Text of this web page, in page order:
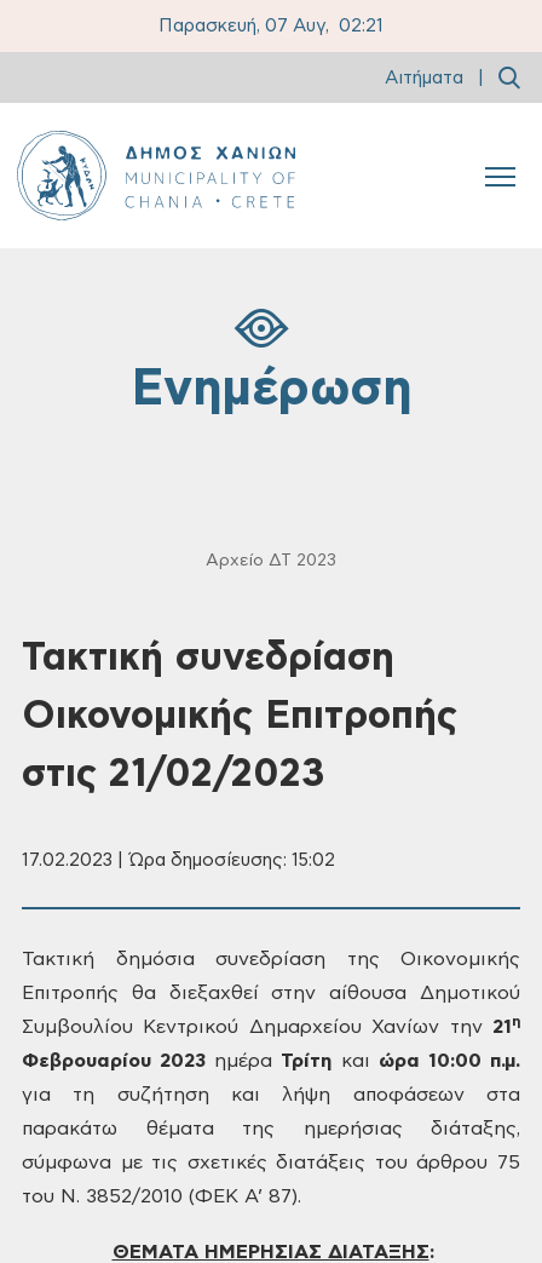
Παρασκευή, 07 Αυγ, 02:21
Αιτήματα
Ενημέρωση
Αρχείο ΔΤ 2023
Τακτική συνεδρίαση
Οικονομικής Επιτροπής
στις 21/02/2023
17.02.2023 | Ώρα δημοσίευσης: 15:02
Τακτική δημόσια συνεδρίαση της Οικονομικής
Επιτροπής θα διεξαχθεί στην αίθουσα Δημοτικού
Συμβουλίου Κεντρικού Δημαρχείου Χανίων την21 η
Φεβρουαρίου 2023 ημέρα Τρίτη και ώρα 10:00 π.μ.
για τη συζήτηση και λήψη αποφάσεων στα
παρακάτω θέματα της ημερήσιας διάταξης,
σύμφωνα με τις σχετικές διατάξεις του άρθρου 75
του Ν. 3852/2010 (ΦΕΚ Α’ 87).
ΘΕΜΑΤΑ ΗΜΕΡΗΣΙΑΣ ΔΙΑΤΑΞΗΣ: